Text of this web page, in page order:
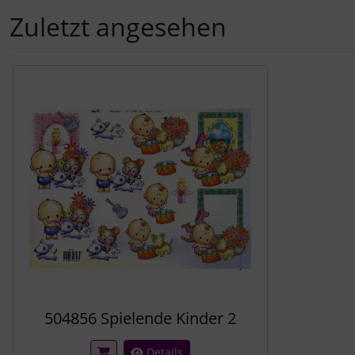
Zuletzt angesehen
504856 Spielende Kinder 2